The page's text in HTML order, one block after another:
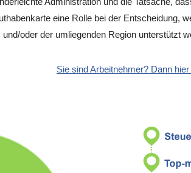
eine Rolle bei der Entscheidung,
oder der umliegenden Region unterstützt
Sie sind Arbeitnehmer? Dann